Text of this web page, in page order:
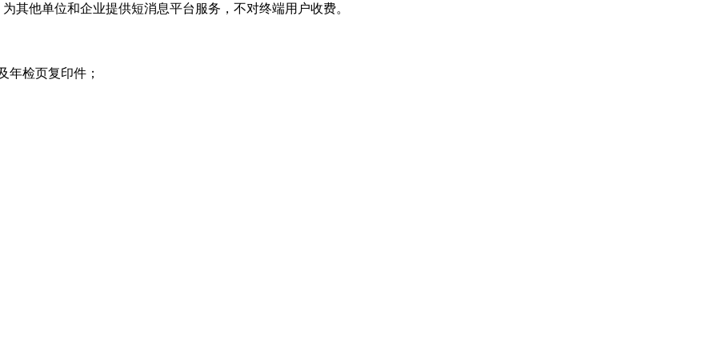
其他单位和企业提供短消息平台服务，不对终端用户收费。
年检页复印件；